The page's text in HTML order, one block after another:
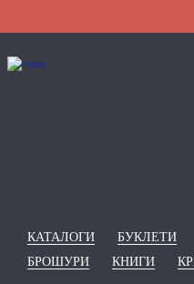
КАТАЛОГИ БУКЛЕТИ
БРОШУРИ
КНИГИ